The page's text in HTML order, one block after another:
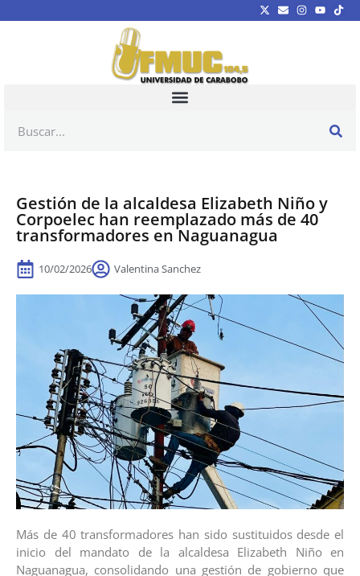
Gestión de la alcaldesa Elizabeth Niño y
Corpoelec han reemplazado más de 40
transformadores en Naguanagua
10/02/2026 Valentina Sanchez
Más de 40 transformadores han sido sustituidos desde el
inicio del mandato de la alcaldesa Elizabeth Niño en
Naguanagua, consolidando una gestión de gobierno que